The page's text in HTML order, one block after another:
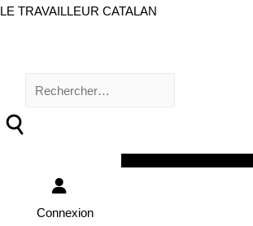
LE TRAVAILLEUR CATALAN
Rechercher :
Connexion